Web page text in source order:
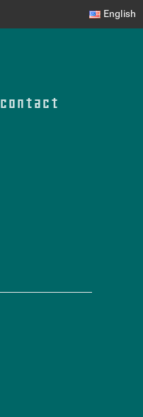
English
contact